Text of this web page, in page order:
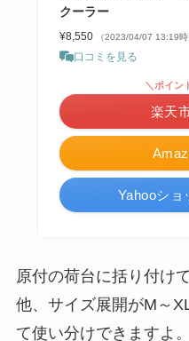
クーラー
¥8,550 （2023/04/07 13:19時
口コミを見る
＼ポイン
楽天
Yahooショ
原付の荷台に括り付け
他、サイズ展開がM～
て使い分けできますよ。